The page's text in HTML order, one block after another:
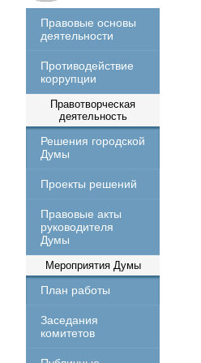
Правовые основы
деятельности
Противодействие
коррупции
Правотворческая
деятельность
Решения городской
Думы
Проекты решений
Правовые акты
руководителя
Думы
Мероприятия Думы
План работы
Заседания
комитетов